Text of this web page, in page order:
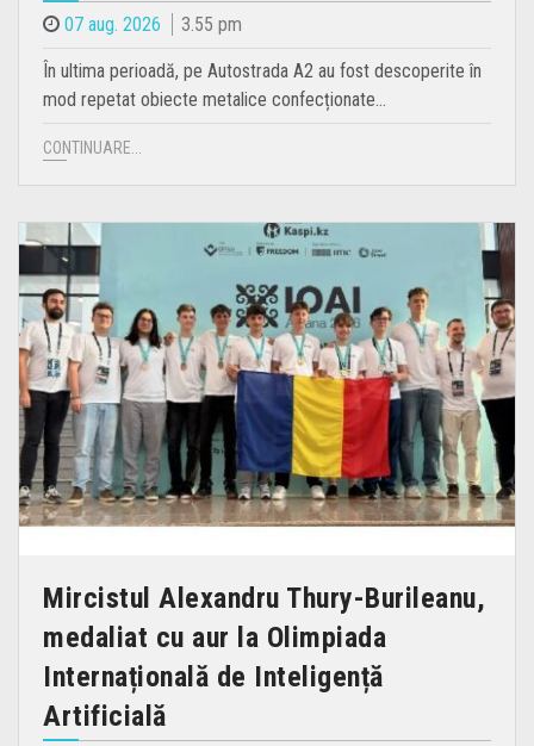
07 aug. 2026 3.55 pm
În ultima perioadă, pe Autostrada A2 au fost descoperite în
mod repetat obiecte metalice confecționate…
CONTINUARE...
Mircistul Alexandru Thury-Burileanu,
medaliat cu aur la Olimpiada
Internațională de Inteligență
Artificială